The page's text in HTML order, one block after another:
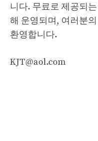
니다. 무료로 제공되
해 운영되며, 여러분
환영합니다.
KJT@aol.com